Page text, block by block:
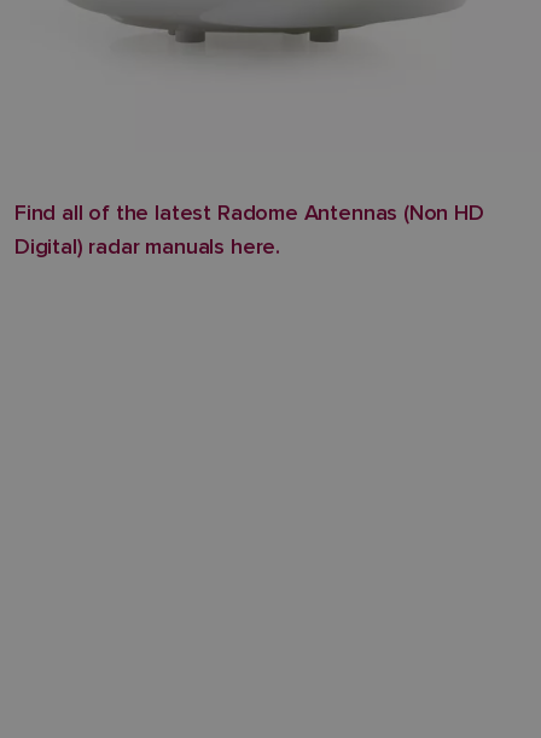
Find all of the latest Radome Antennas (Non HD
Digital) radar manuals here.